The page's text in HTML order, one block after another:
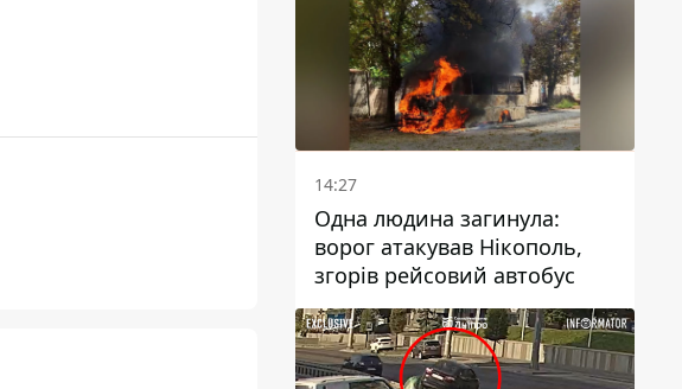
14:27
Одна людина загинула:
ворог атакував Нікополь,
згорів рейсовий автобус